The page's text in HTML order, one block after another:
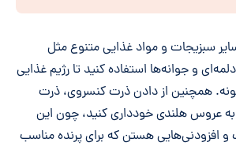
سبزیجات و مواد غذایی متنوع مثل
و جوانه‌ها استفاده کنید تا رژیم غذایی
همچنین از دادن ذرت کنسروی، ذرت
عروس هلندی خودداری کنید، چون این
هستن که برای پرنده مناسب